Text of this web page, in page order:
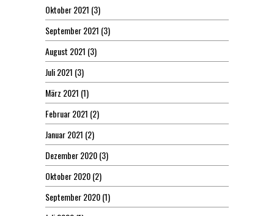
Oktober 2021 (3)
September 2021 (3)
August 2021 (3)
Juli 2021 (3)
März 2021 (1)
Februar 2021 (2)
Januar 2021 (2)
Dezember 2020(3)
Oktober 2020(2)
September 2020(1)